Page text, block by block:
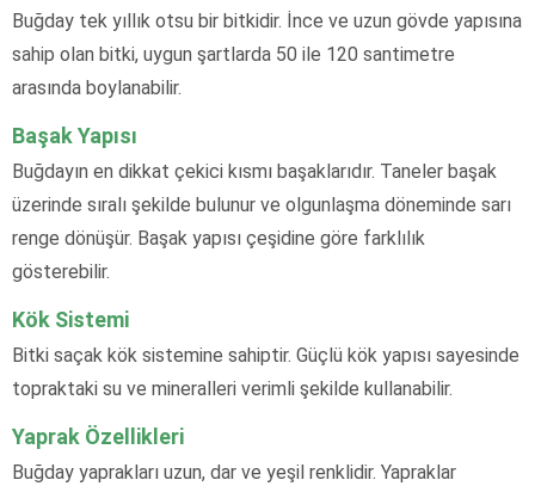
Buğday tek yıllık otsu bir bitkidir. İnce ve uzun gövde yapısına
sahip olan bitki, uygun şartlarda 50 ile 120 santimetre
arasında boylanabilir.
Başak Yapısı
Buğdayın en dikkat çekici kısmı başaklarıdır. Taneler başak
üzerinde sıralı şekilde bulunur ve olgunlaşma döneminde sarı
renge dönüşür. Başak yapısı çeşidine göre farklılık
gösterebilir.
Kök Sistemi
Bitki saçak kök sistemine sahiptir. Güçlü kök yapısı sayesinde
topraktaki su ve mineralleri verimli şekilde kullanabilir.
Yaprak Özellikleri
Buğday yaprakları uzun, dar ve yeşil renklidir. Yapraklar